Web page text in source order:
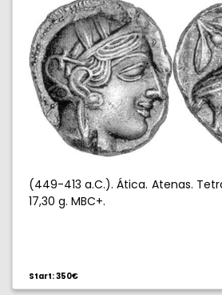
(449-413 a.C.). Ática. Atenas.
17,30 g. MBC+.
Start: 350€